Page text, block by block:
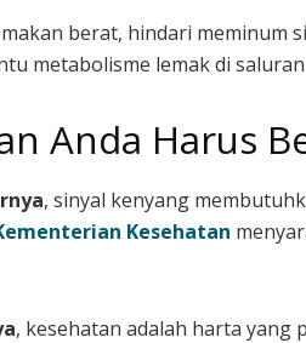
berat, hindari meminum
metabolisme lemak di
Anda Harus
, sinyal kenyang
Kesehatan
, kesehatan adalah harta yang